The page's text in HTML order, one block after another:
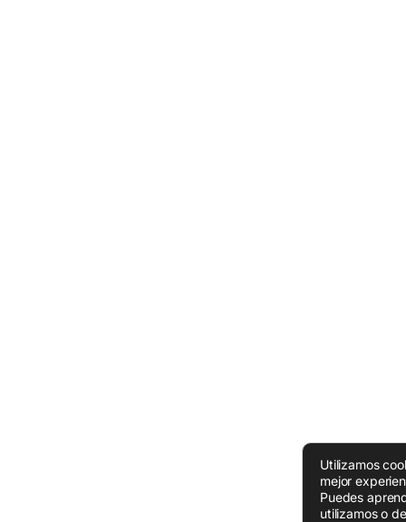
Utilizamos
mejor
Puedes
utilizamos o